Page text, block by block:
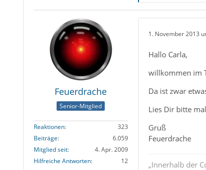
Feuerdrache
Senior-Mitglied
Reaktionen
323
Beiträge
6.059
Mitglied seit
4. Apr. 2009
Hilfreiche Antworten
12
1. November 2013
Hallo Carla,
willkommen im
Da ist zwar
Lies Dir bitte mal
Gruß
Feuerdrache
„Innerhalb der